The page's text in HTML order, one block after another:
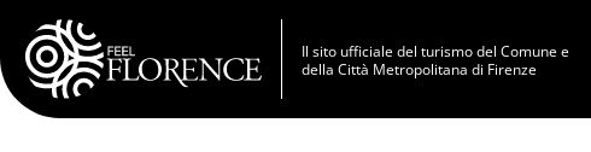
Salta al contenuto principale
Il sito ufficiale del turismo del Comune e
della Città Metropolitana di Firenze